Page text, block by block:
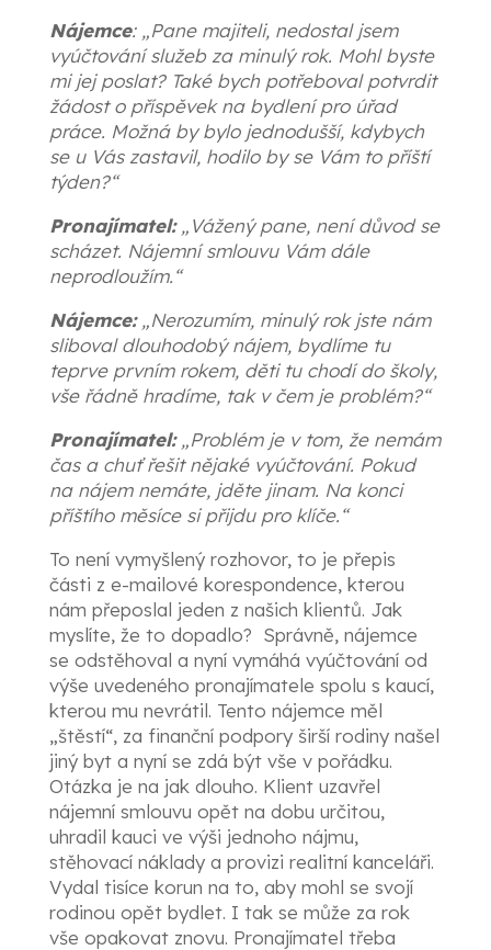
Nájemce: „Pane majiteli, nedostal jsem
vyúčtování služeb za minulý rok. Mohl byste
mi jej poslat? Také bych potřeboval potvrdit
žádost o příspěvek na bydlení pro úřad
práce. Možná by bylo jednodušší, kdybych
se u Vás zastavil, hodilo by se Vám to příští
týden?“
Pronajímatel:„Vážený pane, není důvod se
scházet. Nájemní smlouvu Vám dále
neprodloužím.“
Nájemce:„Nerozumím, minulý rok jste nám
sliboval dlouhodobý nájem, bydlíme tu
teprve prvním rokem, děti tu chodí do školy,
vše řádně hradíme, tak v čem je problém?“
Pronajímatel:„Problém je v tom, že nemám
čas a chuť řešit nějaké vyúčtování. Pokud
na nájem nemáte, jděte jinam. Na konci
příštího měsíce si přijdu pro klíče.“
To není vymyšlený rozhovor, to je přepis
části z e-mailové korespondence, kterou
nám přeposlal jeden z našich klientů. Jak
myslíte, že to dopadlo? Správně, nájemce
se odstěhoval a nyní vymáhá vyúčtování od
výše uvedeného pronajímatele spolu s kaucí,
kterou mu nevrátil. Tento nájemce měl
„štěstí“, za finanční podpory širší rodiny našel
jiný byt a nyní se zdá být vše v pořádku.
Otázka je na jak dlouho. Klient uzavřel
nájemní smlouvu opět na dobu určitou,
uhradil kauci ve výši jednoho nájmu,
stěhovací náklady a provizi realitní kanceláři.
Vydal tisíce korun na to, aby mohl se svojí
rodinou opět bydlet. I tak se může za rok
vše opakovat znovu. Pronajímatel třeba